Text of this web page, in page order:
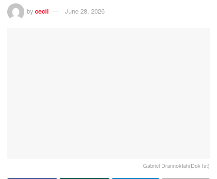
by cecil June 28, 2026
Gabriel Drannoktah(Dok Ist)